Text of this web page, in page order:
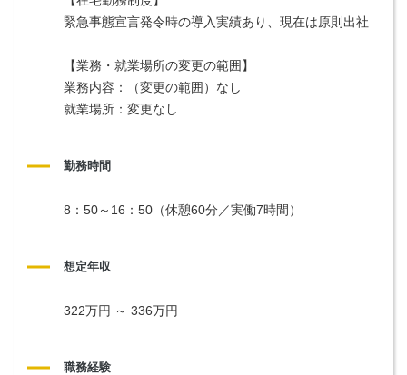
緊急事態宣言発令時の導入実績あり、現在は原則出社
【業務・就業場所の変更の範囲】
業務内容：（変更の範囲）なし
就業場所：変更なし
勤務時間
8：50～16：50（休憩60分／実働7時間）
想定年収
322万円 ～ 336万円
職務経験